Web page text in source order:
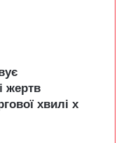
жертв
хвилі х